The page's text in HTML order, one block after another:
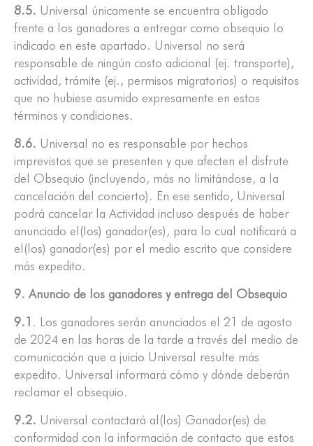
8.5. Universal únicamente se encuentra obligado
frente a los ganadores a entregar como obsequio lo
indicado en este apartado. Universal no será
responsable de ningún costo adicional (ej. transporte),
actividad, trámite (ej., permisos migratorios) o requisitos
que no hubiese asumido expresamente en estos
términos y condiciones.
8.6. Universal no es responsable por hechos
imprevistos que se presenten y que afecten el disfrute
del Obsequio (incluyendo, más no limitándose, a la
cancelación del concierto). En ese sentido, Universal
podrá cancelar la Actividad incluso después de haber
anunciado el(los) ganador(es), para lo cual notificará a
el(los) ganador(es) por el medio escrito que considere
más expedito.
9. Anuncio de los ganadores y entrega del Obsequio
9.1 . Los ganadores serán anunciados el 21 de agosto
de 2024 en las horas de la tarde a través del medio de
comunicación que a juicio Universal resulte más
expedito. Universal informará cómo y dónde deberán
reclamar el obsequio.
9.2. Universal contactará al(los) Ganador(es) de
conformidad con la información de contacto que estos